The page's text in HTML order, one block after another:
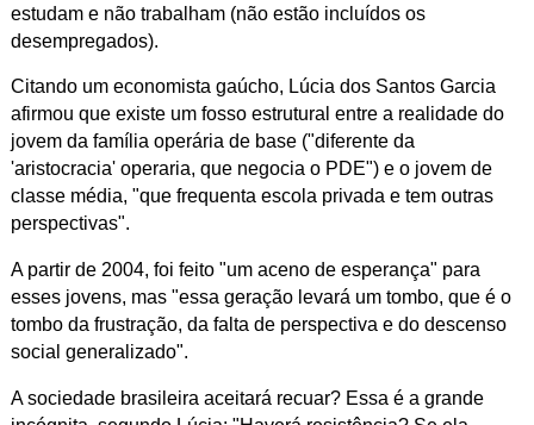
estudam e não trabalham (não estão incluídos os
desempregados).
Citando um economista gaúcho, Lúcia dos Santos Garcia
afirmou que existe um fosso estrutural entre a realidade do
jovem da família operária de base ("diferente da
'aristocracia' operaria, que negocia o PDE") e o jovem de
classe média, "que frequenta escola privada e tem outras
perspectivas".
A partir de 2004, foi feito "um aceno de esperança" para
esses jovens, mas "essa geração levará um tombo, que é o
tombo da frustração, da falta de perspectiva e do descenso
social generalizado".
A sociedade brasileira aceitará recuar? Essa é a grande